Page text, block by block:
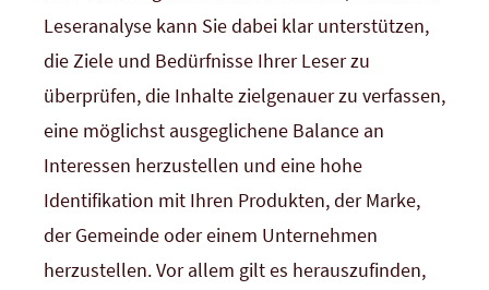
Leseranalyse kann Sie dabei klar unterstützen,
die Ziele und Bedürfnisse Ihrer Leser zu
überprüfen, die Inhalte zielgenauer zu verfassen,
eine möglichst ausgeglichene Balance an
Interessen herzustellen und eine hohe
Identifikation mit Ihren Produkten, der Marke,
der Gemeinde oder einem Unternehmen
herzustellen. Vor allem gilt es herauszufinden,